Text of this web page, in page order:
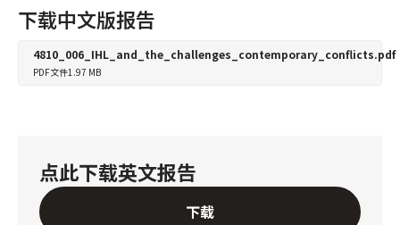
下载中文版报告
4810_006_IHL_and_the_challenges_contemporary_conflicts.pdf
PDF文件1.97 MB
点此下载英文报告
下载